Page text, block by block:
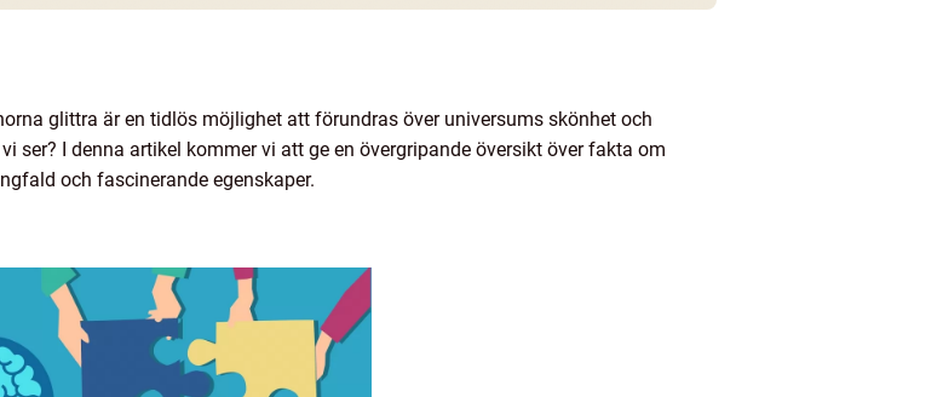
glittra är en tidlös möjlighet att förundras över universums skönhet och
ser? I denna artikel kommer vi att ge en övergripande översikt över fakta om
och fascinerande egenskaper.